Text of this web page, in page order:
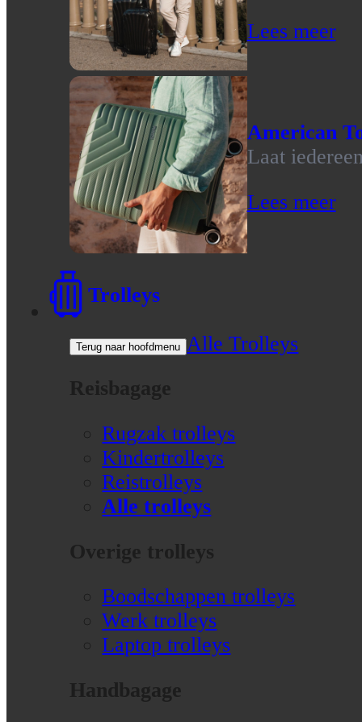
Lees meer
American
Laat
Lees meer
Trolleys
Terug naar hoofdmenu Alle Trolleys
Reisbagage
Rugzak trolleys
Kindertrolleys
Reistrolleys
Alle trolleys
Overige trolleys
Boodschappen trolleys
Werk trolleys
Laptop trolleys
Handbagage